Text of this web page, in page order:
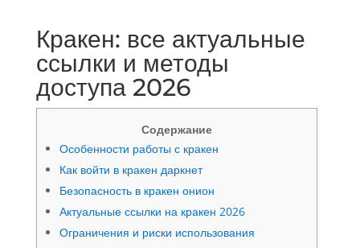
Кракен: все актуальные
ссылки и методы
доступа 2026
Содержание
Особенности работы с кракен
Как войти в кракен даркнет
Безопасность в кракен онион
Актуальные ссылки на кракен 2026
Ограничения и риски использования